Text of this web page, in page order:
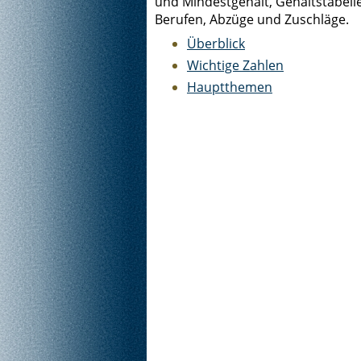
Berufen, Abzüge und Zuschläge.
Überblick
Wichtige Zahlen
Hauptthemen